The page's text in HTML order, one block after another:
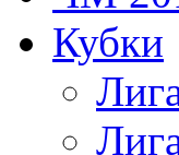
Кубки